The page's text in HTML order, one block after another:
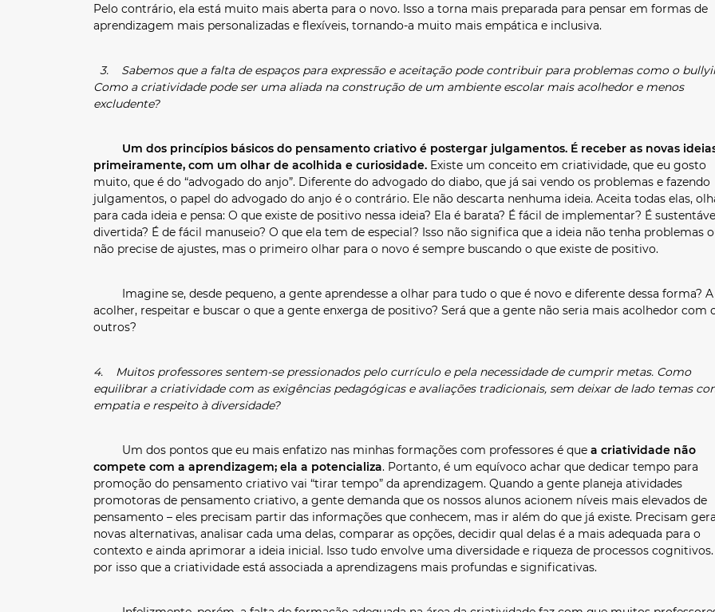
Pelo contrário, ela está muito mais aberta para o novo. Isso a torna mais preparada para pensar em formas de
aprendizagem mais personalizadas e flexíveis, tornando-a muito mais empática e inclusiva.
3. Sabemos que a falta de espaços para expressão e aceitação pode contribuir para problemas como o
Como a criatividade pode ser uma aliada na construção de um ambiente escolar mais acolhedor e menos
excludente?
Um dos princípios básicos do pensamento criativo é postergar julgamentos. É receber as novas
primeiramente, com um olhar de acolhida e curiosidade. Existe um conceito em criatividade, que eu gosto
muito, que é do “advogado do anjo”. Diferente do advogado do diabo, que já sai vendo os problemas e fazendo
julgamentos, o papel do advogado do anjo é o contrário. Ele não descarta nenhuma ideia. Aceita todas elas,
para cada ideia e pensa: O que existe de positivo nessa ideia? Ela é barata? É fácil de implementar? É
divertida? É de fácil manuseio? O que ela tem de especial? Isso não significa que a ideia não tenha problemas
não precise de ajustes, mas o primeiro olhar para o novo é sempre buscando o que existe de positivo.
Imagine se, desde pequeno, a gente aprendesse a olhar para tudo o que é novo e diferente dessa forma? A
acolher, respeitar e buscar o que a gente enxerga de positivo? Será que a gente não seria mais acolhedor com
outros?
4. Muitos professores sentem-se pressionados pelo currículo e pela necessidade de cumprir metas. Como
equilibrar a criatividade com as exigências pedagógicas e avaliações tradicionais, sem deixar de lado temas
empatia e respeito à diversidade?
Um dos pontos que eu mais enfatizo nas minhas formações com professores é que a criatividade não
compete com a aprendizagem; ela a potencializa. Portanto, é um equívoco achar que dedicar tempo para
promoção do pensamento criativo vai “tirar tempo” da aprendizagem. Quando a gente planeja atividades
promotoras de pensamento criativo, a gente demanda que os nossos alunos acionem níveis mais elevados de
pensamento – eles precisam partir das informações que conhecem, mas ir além do que já existe. Precisam
novas alternativas, analisar cada uma delas, comparar as opções, decidir qual delas é a mais adequada para o
contexto e ainda aprimorar a ideia inicial. Isso tudo envolve uma diversidade e riqueza de processos cognitivos.
por isso que a criatividade está associada a aprendizagens mais profundas e significativas.